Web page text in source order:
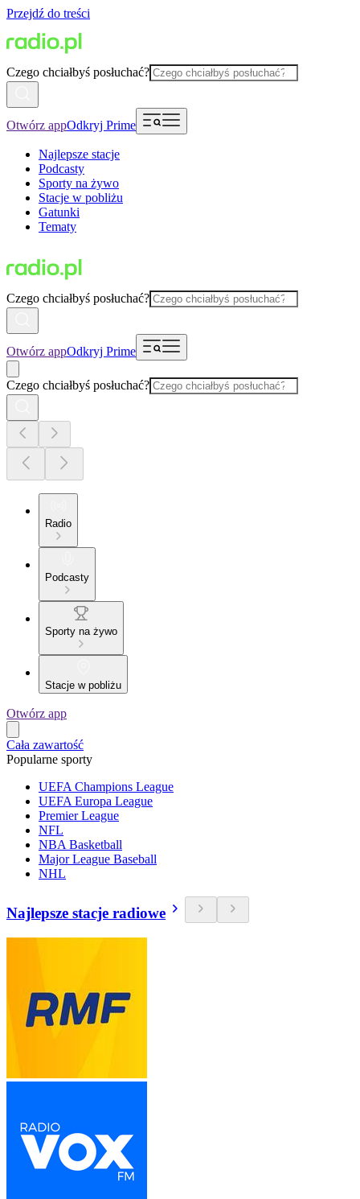
Przejdź do treści
Czego chciałbyś posłuchać?
Otwórz appOdkryj Prime
Najlepsze stacje
Podcasty
Sporty na żywo
Stacje w pobliżu
Gatunki
Tematy
Czego chciałbyś posłuchać?
Otwórz appOdkryj Prime
Czego chciałbyś posłuchać?
Radio
Podcasty
Sporty na żywo
Stacje w pobliżu
Otwórz app
Cała zawartość
Popularne sporty
UEFA Champions League
UEFA Europa League
Premier League
NFL
NBA Basketball
Major League Baseball
NHL
Najlepsze stacje radiowe